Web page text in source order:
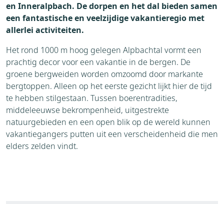
en Inneralpbach. De dorpen en het dal bieden samen
een fantastische en veelzijdige vakantieregio met
allerlei activiteiten.
Het rond 1000 m hoog gelegen Alpbachtal vormt een
prachtig decor voor een vakantie in de bergen. De
groene bergweiden worden omzoomd door markante
bergtoppen. Alleen op het eerste gezicht lijkt hier de tijd
te hebben stilgestaan. Tussen boerentradities,
middeleeuwse bekrompenheid, uitgestrekte
natuurgebieden en een open blik op de wereld kunnen
vakantiegangers putten uit een verscheidenheid die men
elders zelden vindt.